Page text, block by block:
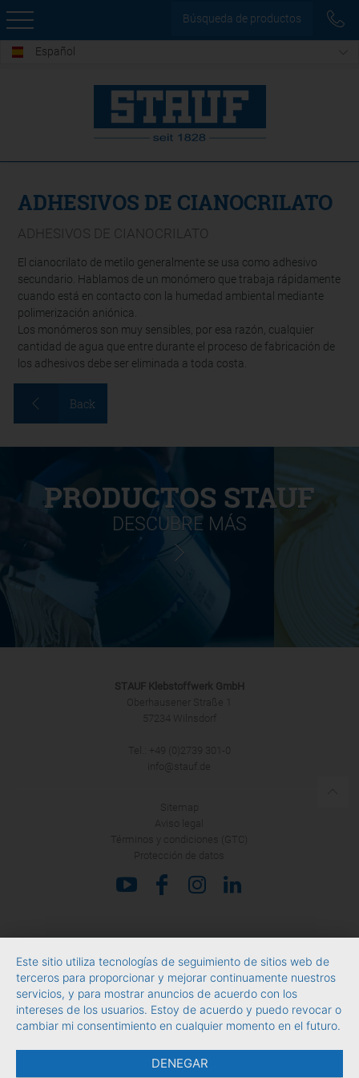
Búsqueda de productos
Español
ADHESIVOS DE CIANOCRILATO
ADHESIVOS DE CIANOCRILATO
El cianocrilato de metilo generalmente se usa como adhesivo
secundario. Hablamos de un monómero que trabaja rápidamente
cuando está en contacto con la humedad ambiental mediante
polimerización aniónica.
Los monómeros son muy sensibles, por esa razón, cualquier
cantidad de agua que entre durante el proceso de fabricación de
los adhesivos debe ser eliminada a toda costa.
Back
PRODUCTOS STAUF
DESCUBRE MÁS
STAUF Klebstoffwerk GmbH
Oberhausener Straße 1
57234 Wilnsdorf
Tel.: +49 (0)2739 301-0
info@stauf.de
Sitemap
Aviso legal
Términos y condiciones (GTC)
Protección de datos
Este sitio utiliza tecnologías de seguimiento de sitios web de
terceros para proporcionar y mejorar continuamente nuestros
servicios, y para mostrar anuncios de acuerdo con los
intereses de los usuarios. Estoy de acuerdo y puedo revocar o
cambiar mi consentimiento en cualquier momento en el futuro.
DENEGAR